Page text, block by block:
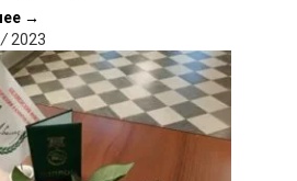
→
/ 2023